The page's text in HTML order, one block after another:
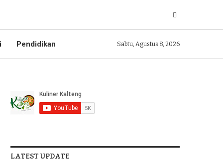
Pendidikan Sabtu, Agustus 8, 2026
LATEST UPDATE